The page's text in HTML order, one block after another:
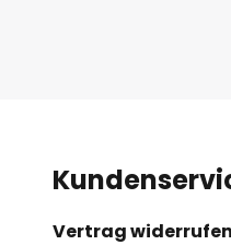
Vertrag widerrufen